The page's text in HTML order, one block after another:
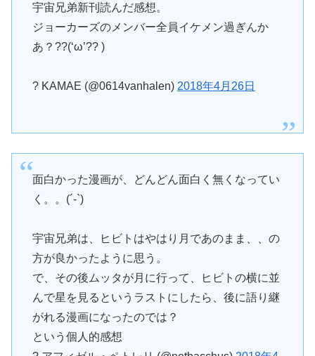
宇宙兄弟新刊読んだ感想。
ジョーカーズのメンバー全員イケメン過ぎんか
あ？??(‘ω’?? )
? KAMAE (@0614vanhalen) 2018年4月26日
面白かった漫画が、どんどん面白く無くなってい
く。。(´-`)
宇宙兄弟は、ヒビトはやはり月であのまま、、の
方が良かったように思う。
で、その後ムッタが月に行って、ヒビトの横に並
んで星を見るというラストにしたら、後に語り継
がれる漫画になったのでは？
という個人的感想